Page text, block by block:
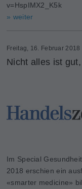
v=HspIMX2_K5k
» weiter
Freitag, 16. Februar 2018
Nicht alles ist
Im Special
2018 erschien ein
«smarter medicine»